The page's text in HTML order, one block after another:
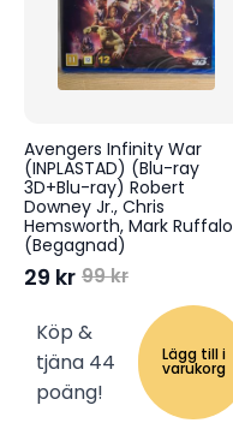
Avengers Infinity War
(INPLASTAD) (Blu-ray
3D+Blu-ray) Robert
Downey Jr., Chris
Hemsworth, Mark Ruffalo
(Begagnad)
99kr
Det
ursprungliga
priset
var:
99 kr.
29 kr
Det
priset
är:
29 kr.
Köp &
tjäna 44
poäng!
Lägg till i
varukorg